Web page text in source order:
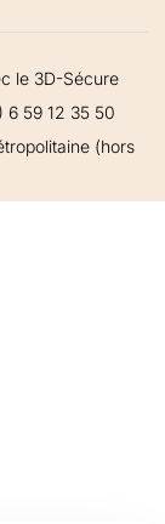
le 3D-Sécure
6 59 12 35 50
(hors